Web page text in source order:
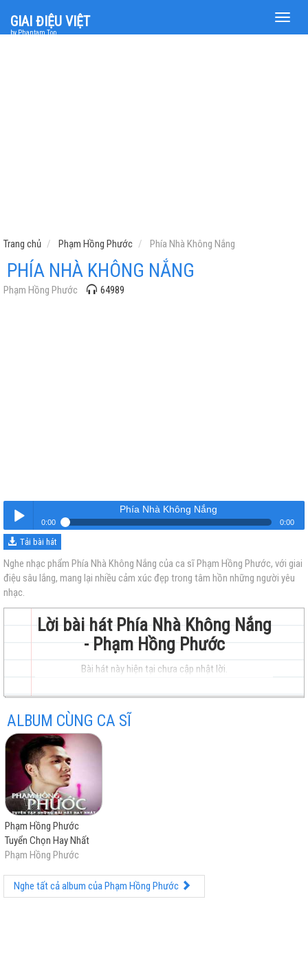
Toggle
GIAI ĐIỆU VIỆT
by Phantam Top
Trang chủ Phạm Hồng Phước Phía Nhà Không Nắng
PHÍA NHÀ KHÔNG NẮNG
Phạm Hồng Phước 64989
Nghe
hay
nhất
Phía Nhà Không Nắng
0:00 0:00
Phía Nhà Không Nắng
Tải bài hát
Nghe nhạc phẩm Phía Nhà Không Nắng của ca sĩ Phạm Hồng Phước, với giai
điệu sâu lắng, mang lại nhiều cảm xúc đẹp trong tâm hồn những người yêu
nhạc.
Lời bài hát Phía Nhà Không Nắng
- Phạm Hồng Phước
Bài hát này hiện tại chưa cập nhật lời.
ALBUM CÙNG CA SĨ
Phạm Hồng Phước
Tuyển Chọn Hay Nhất
Phạm Hồng Phước
Nghe tất cả album của Phạm Hồng Phước